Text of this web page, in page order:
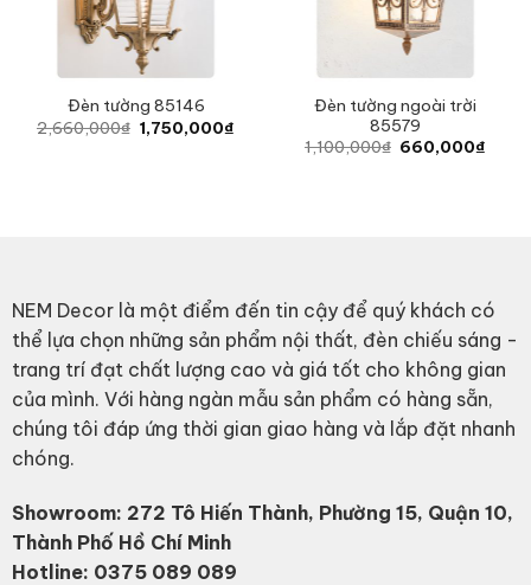
Đèn tường 85146
2,660,000₫ Original
price
1,750,000₫
Đèn tường ngoài trời
85579
1,100,000₫ Original
price
660,000₫
NEM Decor là một điểm đến tin cậy để quý khách có
thể lựa chọn những sản phẩm nội thất, đèn chiếu sáng -
trang trí đạt chất lượng cao và giá tốt cho không gian
của mình. Với hàng ngàn mẫu sản phẩm có hàng sẵn,
chúng tôi đáp ứng thời gian giao hàng và lắp đặt nhanh
chóng.
Showroom: 272 Tô Hiến Thành, Phường 15, Quận 10,
Thành Phố Hồ Chí Minh
Hotline: 0375 089 089